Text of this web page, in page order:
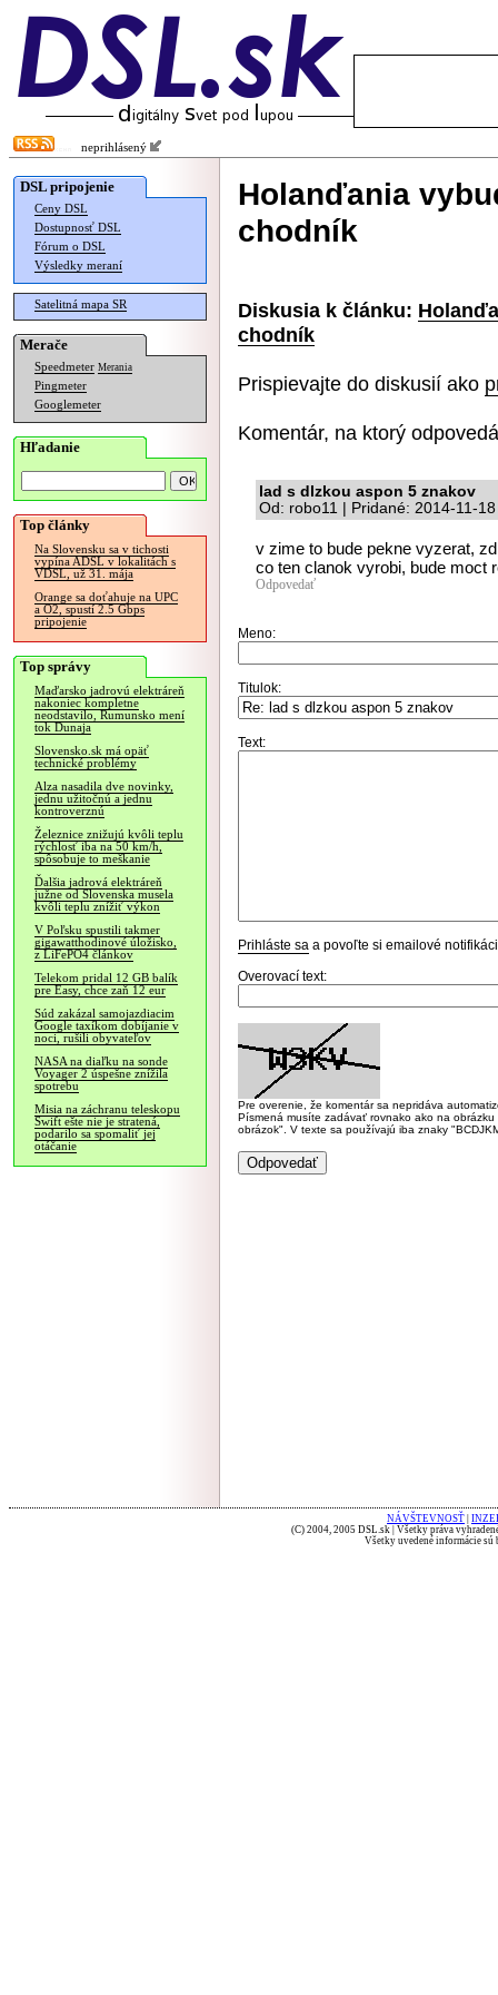
neprihlásený
DSL pripojenie
Ceny DSL
Dostupnosť DSL
Fórum o DSL
Výsledky meraní
Satelitná mapa SR
Merače
Speedmeter Merania
Pingmeter
Googlemeter
Hľadanie
Top články
Na Slovensku sa v tichosti
vypína ADSL v lokalitách s
VDSL, už 31. mája
Orange sa doťahuje na UPC
a O2, spustí 2.5 Gbps
pripojenie
Top správy
Maďarsko jadrovú elektráreň
nakoniec kompletne
neodstavilo, Rumunsko mení
tok Dunaja
Slovensko.sk má opäť
technické problémy
Alza nasadila dve novinky,
jednu užitočnú a jednu
kontroverznú
Železnice znižujú kvôli teplu
rýchlosť iba na 50 km/h,
spôsobuje to meškanie
Ďalšia jadrová elektráreň
južne od Slovenska musela
kvôli teplu znížiť výkon
V Poľsku spustili takmer
gigawatthodinové úložisko,
z LiFePO4 článkov
Telekom pridal 12 GB balík
pre Easy, chce zaň 12 eur
Súd zakázal samojazdiacim
Google taxíkom dobíjanie v
noci, rušili obyvateľov
NASA na diaľku na sonde
Voyager 2 úspešne znížila
spotrebu
Misia na záchranu teleskopu
Swift ešte nie je stratená,
podarilo sa spomaliť jej
otáčanie
Holanďania
chodník
Diskusia k článku:
chodník
Prispievajte do diskusií ako
Komentár, na ktorý
lad s dlzkou aspon 5 znakov
Od: robo11 | Pridané: 2014-11-
v zime to bude pekne vyzerat,
co ten clanok vyrobi, bude moct
Odpovedať
Meno:
Titulok:
Text:
Prihláste sa a povoľte si emailové
Overovací text:
Pre overenie, že komentár sa nepridáva
Písmená musíte zadávať rovnako ako na
obrázok". V texte sa používajú iba znaky
NÁVŠTEVNOSŤ
(C) 2004, 2005 DSL.sk | Všetky práva
Všetky uvedené informácie sú